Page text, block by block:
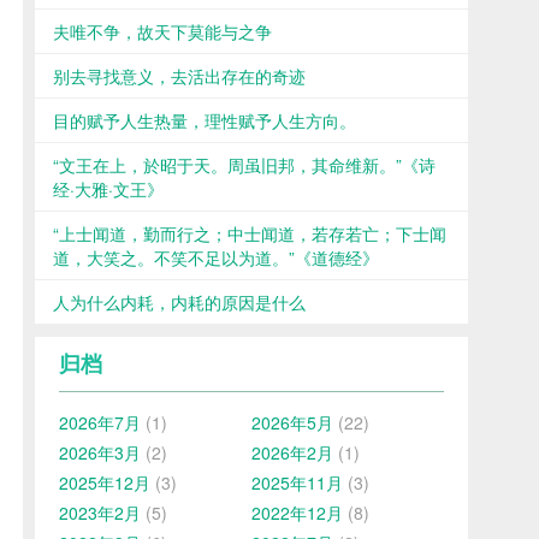
夫唯不争，故天下莫能与之争
别去寻找意义，去活出存在的奇迹
目的赋予人生热量，理性赋予人生方向。
“文王在上，於昭于天。周虽旧邦，其命维新。”《诗
经·大雅·文王》
“上士闻道，勤而行之；中士闻道，若存若亡；下士闻
道，大笑之。不笑不足以为道。”《道德经》
人为什么内耗，内耗的原因是什么
归档
2026年7月 (1) 2026年5月 (22)
2026年3月 (2) 2026年2月 (1)
2025年12月 (3) 2025年11月 (3)
2023年2月 (5) 2022年12月 (8)